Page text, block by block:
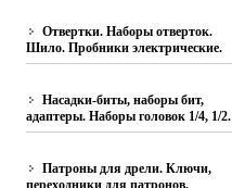
Отвертки. Наборы отверток.
Шило. Пробники электрические.
Насадки-биты, наборы бит,
адаптеры. Наборы головок 1/4, 1/2.
Патроны для дрели. Ключи,
переходники для патронов.